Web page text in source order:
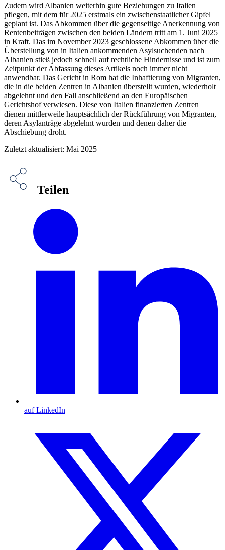
Zudem wird Albanien weiterhin gute Beziehungen zu Italien
pflegen, mit dem für 2025 erstmals ein zwischenstaatlicher Gipfel
geplant ist. Das Abkommen über die gegenseitige Anerkennung von
Rentenbeiträgen zwischen den beiden Ländern tritt am 1. Juni 2025
in Kraft. Das im November 2023 geschlossene Abkommen über die
Überstellung von in Italien ankommenden Asylsuchenden nach
Albanien stieß jedoch schnell auf rechtliche Hindernisse und ist zum
Zeitpunkt der Abfassung dieses Artikels noch immer nicht
anwendbar. Das Gericht in Rom hat die Inhaftierung von Migranten,
die in die beiden Zentren in Albanien überstellt wurden, wiederholt
abgelehnt und den Fall anschließend an den Europäischen
Gerichtshof verwiesen. Diese von Italien finanzierten Zentren
dienen mittlerweile hauptsächlich der Rückführung von Migranten,
deren Asylanträge abgelehnt wurden und denen daher die
Abschiebung droht.
Zuletzt aktualisiert: Mai 2025
Teilen
auf LinkedIn